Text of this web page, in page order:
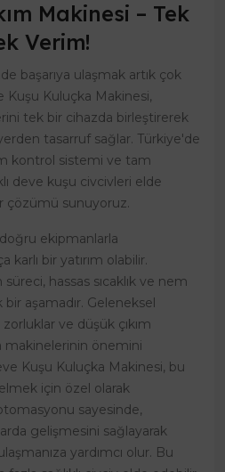
Makinesi – Tek
Verim!
başarıya ulaşmak artık çok
Kuşu Kuluçka Makinesi,
tek bir cihazda birleştirerek
tasarruf sağlar. Türkiye'de
kontrol sistemi ve tam
deve kuşu civcivleri elde
çözümü sunuyoruz.
ekipmanlarla
bir yatırım olabilir.
hassas sıcaklık ve nem
aşamadır. Geleneksel
ve düşük çıkım
makinelerinin önemini
Kuşu Kuluçka Makinesi, bu
için özel olarak
sayesinde,
gelişmesini sağlayarak
yardımcı olur. Bu